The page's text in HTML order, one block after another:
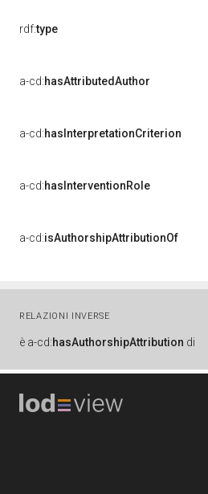
rdf:type
a-cd:hasAttributedAuthor
a-cd:hasInterpretationCriterion
a-cd:hasInterventionRole
a-cd:isAuthorshipAttributionOf
RELAZIONI INVERSE
è a-cd:hasAuthorshipAttribution di